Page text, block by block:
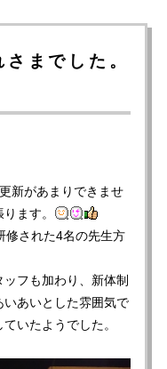
までした。
新があまりできませ
ます。
修された4名の先生方
フも加わり、新体制
いあいとした雰囲気で
いたようでした。